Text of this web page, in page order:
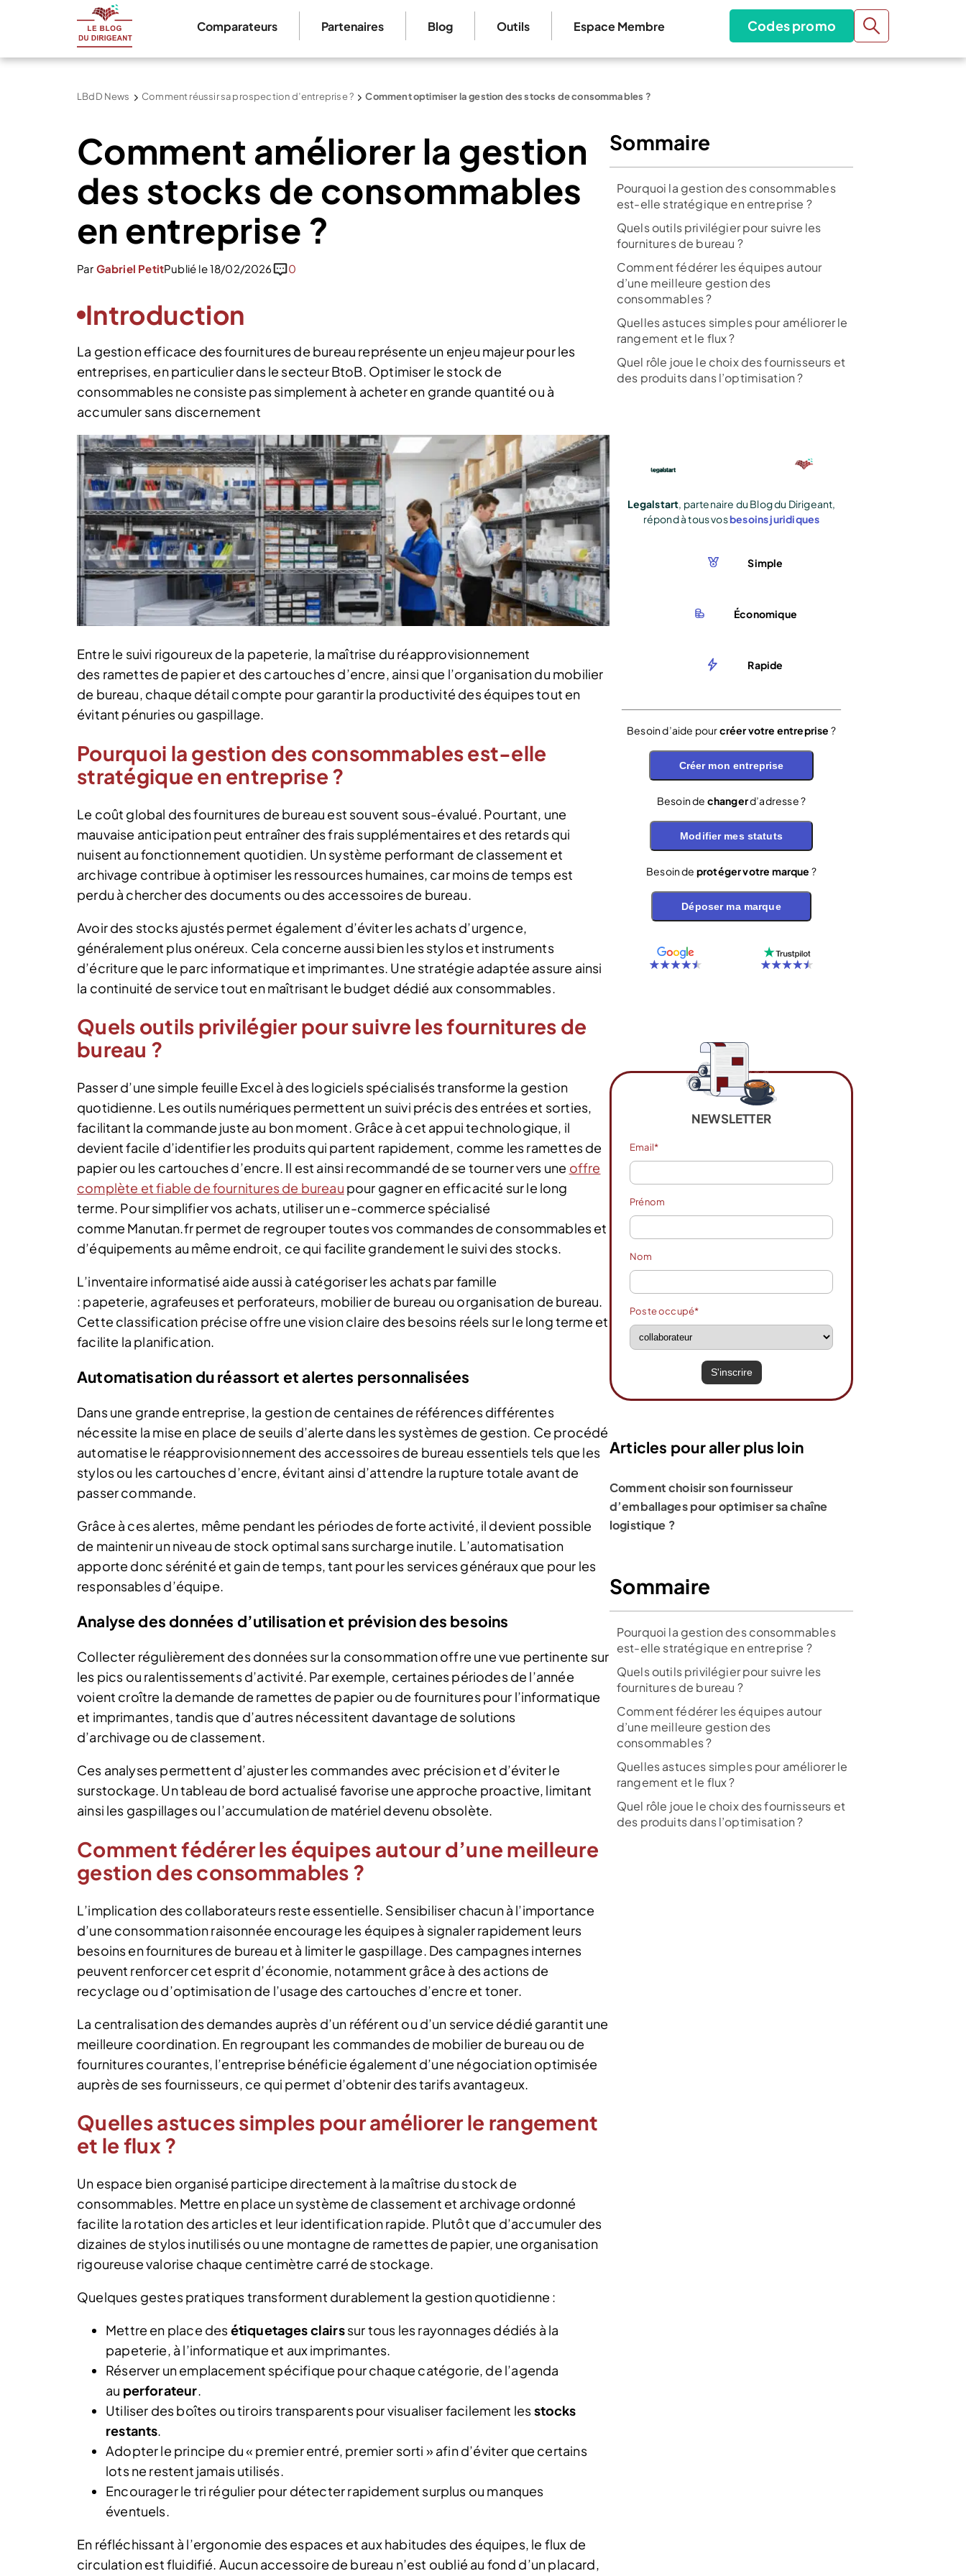
Comparateurs Partenaires Blog Outils Espace Membre Codes promo
LBdD News Comment réussir sa prospection d’entreprise ? Comment optimiser la gestion des stocks de consommables ?
Comment améliorer la gestion
des stocks de consommables
en entreprise ?
Par Gabriel PetitPublié le 18/02/2026 0
Introduction
La gestion efficace des fournitures de bureau représente un enjeu majeur pour les
entreprises, en particulier dans le secteur BtoB. Optimiser le stock de
consommables ne consiste pas simplement à acheter en grande quantité ou à
accumuler sans discernement
Entre le suivi rigoureux de la papeterie, la maîtrise du réapprovisionnement
des ramettes de papier et des cartouches d’encre, ainsi que l’organisation du mobilier
de bureau, chaque détail compte pour garantir la productivité des équipes tout en
évitant pénuries ou gaspillage.
Pourquoi la gestion des consommables est-elle
stratégique en entreprise ?
Le coût global des fournitures de bureau est souvent sous-évalué. Pourtant, une
mauvaise anticipation peut entraîner des frais supplémentaires et des retards qui
nuisent au fonctionnement quotidien. Un système performant de classement et
archivage contribue à optimiser les ressources humaines, car moins de temps est
perdu à chercher des documents ou des accessoires de bureau.
Avoir des stocks ajustés permet également d’éviter les achats d’urgence,
généralement plus onéreux. Cela concerne aussi bien les stylos et instruments
d’écriture que le parc informatique et imprimantes. Une stratégie adaptée assure ainsi
la continuité de service tout en maîtrisant le budget dédié aux consommables.
Quels outils privilégier pour suivre les fournitures de
bureau ?
Passer d’une simple feuille Excel à des logiciels spécialisés transforme la gestion
quotidienne. Les outils numériques permettent un suivi précis des entrées et sorties,
facilitant la commande juste au bon moment. Grâce à cet appui technologique, il
devient facile d’identifier les produits qui partent rapidement, comme les ramettes de
papier ou les cartouches d’encre. Il est ainsi recommandé de se tourner vers une offre
complète et fiable de fournitures de bureau pour gagner en efficacité sur le long
terme. Pour simplifier vos achats, utiliser un e-commerce spécialisé
comme Manutan.fr permet de regrouper toutes vos commandes de consommables et
d’équipements au même endroit, ce qui facilite grandement le suivi des stocks.
L’inventaire informatisé aide aussi à catégoriser les achats par famille
: papeterie, agrafeuses et perforateurs, mobilier de bureau ou organisation de bureau.
Cette classification précise offre une vision claire des besoins réels sur le long terme et
facilite la planification.
Automatisation du réassort et alertes personnalisées
Dans une grande entreprise, la gestion de centaines de références différentes
nécessite la mise en place de seuils d’alerte dans les systèmes de gestion. Ce procédé
automatise le réapprovisionnement des accessoires de bureau essentiels tels que les
stylos ou les cartouches d’encre, évitant ainsi d’attendre la rupture totale avant de
passer commande.
Grâce à ces alertes, même pendant les périodes de forte activité, il devient possible
de maintenir un niveau de stock optimal sans surcharge inutile. L’automatisation
apporte donc sérénité et gain de temps, tant pour les services généraux que pour les
responsables d’équipe.
Analyse des données d’utilisation et prévision des besoins
Collecter régulièrement des données sur la consommation offre une vue pertinente sur
les pics ou ralentissements d’activité. Par exemple, certaines périodes de l’année
voient croître la demande de ramettes de papier ou de fournitures pour l’informatique
et imprimantes, tandis que d’autres nécessitent davantage de solutions
d’archivage ou de classement.
Ces analyses permettent d’ajuster les commandes avec précision et d’éviter le
surstockage. Un tableau de bord actualisé favorise une approche proactive, limitant
ainsi les gaspillages ou l’accumulation de matériel devenu obsolète.
Comment fédérer les équipes autour d’une meilleure
gestion des consommables ?
L’implication des collaborateurs reste essentielle. Sensibiliser chacun à l’importance
d’une consommation raisonnée encourage les équipes à signaler rapidement leurs
besoins en fournitures de bureau et à limiter le gaspillage. Des campagnes internes
peuvent renforcer cet esprit d’économie, notamment grâce à des actions de
recyclage ou d’optimisation de l’usage des cartouches d’encre et toner.
La centralisation des demandes auprès d’un référent ou d’un service dédié garantit une
meilleure coordination. En regroupant les commandes de mobilier de bureau ou de
fournitures courantes, l’entreprise bénéficie également d’une négociation optimisée
auprès de ses fournisseurs, ce qui permet d’obtenir des tarifs avantageux.
Quelles astuces simples pour améliorer le rangement
et le flux ?
Un espace bien organisé participe directement à la maîtrise du stock de
consommables. Mettre en place un système de classement et archivage ordonné
facilite la rotation des articles et leur identification rapide. Plutôt que d’accumuler des
dizaines de stylos inutilisés ou une montagne de ramettes de papier, une organisation
rigoureuse valorise chaque centimètre carré de stockage.
Quelques gestes pratiques transforment durablement la gestion quotidienne :
Mettre en place desétiquetages clairssur tous les rayonnages dédiés à la
papeterie, à l’informatique et aux imprimantes.
Réserver un emplacement spécifique pour chaque catégorie, de l’agenda
au perforateur.
Utiliser des boîtes ou tiroirs transparents pour visualiser facilement lesstocks
restants.
Adopter le principe du « premier entré, premier sorti » afin d’éviter que certains
lots ne restent jamais utilisés.
Encourager le tri régulier pour détecter rapidement surplus ou manques
éventuels.
En réfléchissant à l’ergonomie des espaces et aux habitudes des équipes, le flux de
circulation est fluidifié. Aucun accessoire de bureau n’est oublié au fond d’un placard,
Sommaire
Pourquoi la gestion des consommables
est-elle stratégique en entreprise ?
Quels outils privilégier pour suivre les
fournitures de bureau ?
Comment fédérer les équipes autour
d’une meilleure gestion des
consommables ?
Quelles astuces simples pour améliorer le
rangement et le flux ?
Quel rôle joue le choix des fournisseurs et
des produits dans l’optimisation ?
Legalstart, partenaire du Blog du Dirigeant,
répond à tous vosbesoins juridiques
Simple
Économique
Rapide
Besoin d’aide pourcréer votre entreprise ?
Créer mon entreprise
Besoin de changerd’adresse ?
Modifier mes statuts
Besoin de protéger votre marque ?
Déposer ma marque
NEWSLETTER
Email*
Prénom
Nom
Poste occupé*
Articles pour aller plus loin
Comment choisir son fournisseur
d’emballages pour optimiser sa chaîne
logistique ?
Sommaire
Pourquoi la gestion des consommables
est-elle stratégique en entreprise ?
Quels outils privilégier pour suivre les
fournitures de bureau ?
Comment fédérer les équipes autour
d’une meilleure gestion des
consommables ?
Quelles astuces simples pour améliorer le
rangement et le flux ?
Quel rôle joue le choix des fournisseurs et
des produits dans l’optimisation ?